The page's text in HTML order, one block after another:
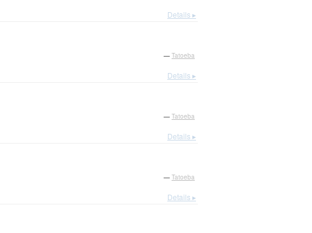
Details ▸
— Tatoeba
Details ▸
— Tatoeba
Details ▸
— Tatoeba
Details ▸